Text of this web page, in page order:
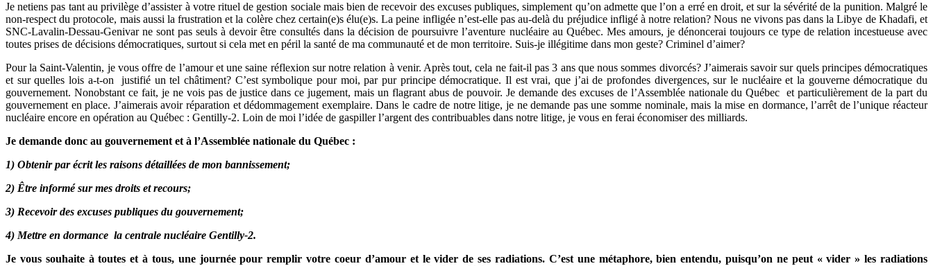
Je netiens pas tant au privilège d’assister à votre rituel de gestion sociale mais bien de recevoir des excuses publiques, simplement qu’on admette que l’on a erré en droit, et sur la sévérité de la punition. Malgré le
non-respect du protocole, mais aussi la frustration et la colère chez certain(e)s élu(e)s. La peine infligée n’est-elle pas au-delà du préjudice infligé à notre relation? Nous ne vivons pas dans la Libye de Khadafi, et
SNC-Lavalin-Dessau-Genivar ne sont pas seuls à devoir être consultés dans la décision de poursuivre l’aventure nucléaire au Québec. Mes amours, je dénoncerai toujours ce type de relation incestueuse avec
toutes prises de décisions démocratiques, surtout si cela met en péril la santé de ma communauté et de mon territoire. Suis-je illégitime dans mon geste? Criminel d’aimer?
Pour la Saint-Valentin, je vous offre de l’amour et une saine réflexion sur notre relation à venir. Après tout, cela ne fait-il pas 3 ans que nous sommes divorcés? J’aimerais savoir sur quels principes démocratiques
et sur quelles lois a-t-on justifié un tel châtiment? C’est symbolique pour moi, par pur principe démocratique. Il est vrai, que j’ai de profondes divergences, sur le nucléaire et la gouverne démocratique du
gouvernement. Nonobstant ce fait, je ne vois pas de justice dans ce jugement, mais un flagrant abus de pouvoir. Je demande des excuses de l’Assemblée nationale du Québec et particulièrement de la part du
gouvernement en place. J’aimerais avoir réparation et dédommagement exemplaire. Dans le cadre de notre litige, je ne demande pas une somme nominale, mais la mise en dormance, l’arrêt de l’unique réacteur
nucléaire encore en opération au Québec : Gentilly-2. Loin de moi l’idée de gaspiller l’argent des contribuables dans notre litige, je vous en ferai économiser des milliards.
Je demande donc au gouvernement et à l’Assemblée nationale du Québec :
1) Obtenir par écrit les raisons détaillées de mon bannissement;
2) Être informé sur mes droits et recours;
3) Recevoir des excuses publiques du gouvernement;
4) Mettre en dormance la centrale nucléaire Gentilly-2.
Je vous souhaite à toutes et à tous, une journée pour remplir votre coeur d’amour et le vider de ses radiations. C’est une métaphore, bien entendu, puisqu’on ne peut « vider » les radiations